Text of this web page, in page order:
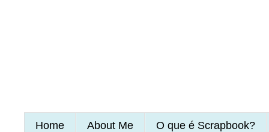
Home About Me O que é Scrapbook?